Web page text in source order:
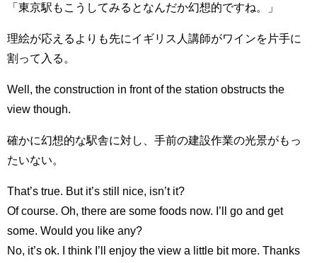
「東京駅もこうしてみるとなんだか幻想的ですね。」
理絵が応えるよりも先にイギリス人講師がワインを片手に
割って入る。
Well, the construction in front of the station obstructs the
view though.
確かに幻想的な駅舎に対し、手前の建設作業の光景がもっ
たいない。
That’s true. But it’s still nice, isn’t it?
Of course. Oh, there are some foods now. I’ll go and get
some. Would you like any?
No, it’s ok. I think I’ll enjoy the view a little bit more. Thanks